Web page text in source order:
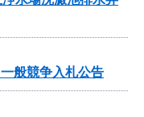
般競争入札公告